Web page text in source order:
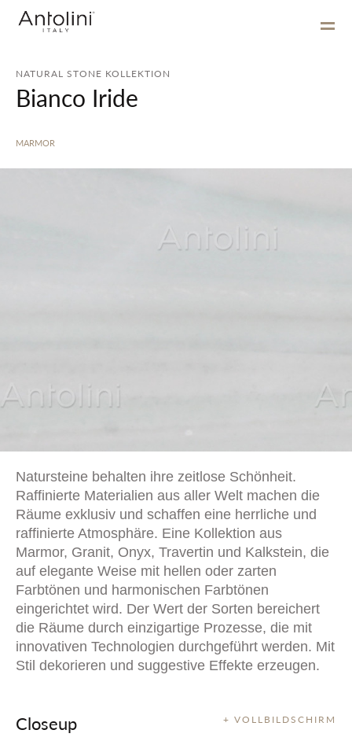
NATURAL STONE KOLLEKTION
Bianco Iride
MARMOR
Natursteine behalten ihre zeitlose Schönheit.
Raffinierte Materialien aus aller Welt machen die
Räume exklusiv und schaffen eine herrliche und
raffinierte Atmosphäre. Eine Kollektion aus
Marmor, Granit, Onyx, Travertin und Kalkstein, die
auf elegante Weise mit hellen oder zarten
Farbtönen und harmonischen Farbtönen
eingerichtet wird. Der Wert der Sorten bereichert
die Räume durch einzigartige Prozesse, die mit
innovativen Technologien durchgeführt werden. Mit
Stil dekorieren und suggestive Effekte erzeugen.
+ VOLLBILDSCHIRM
Closeup